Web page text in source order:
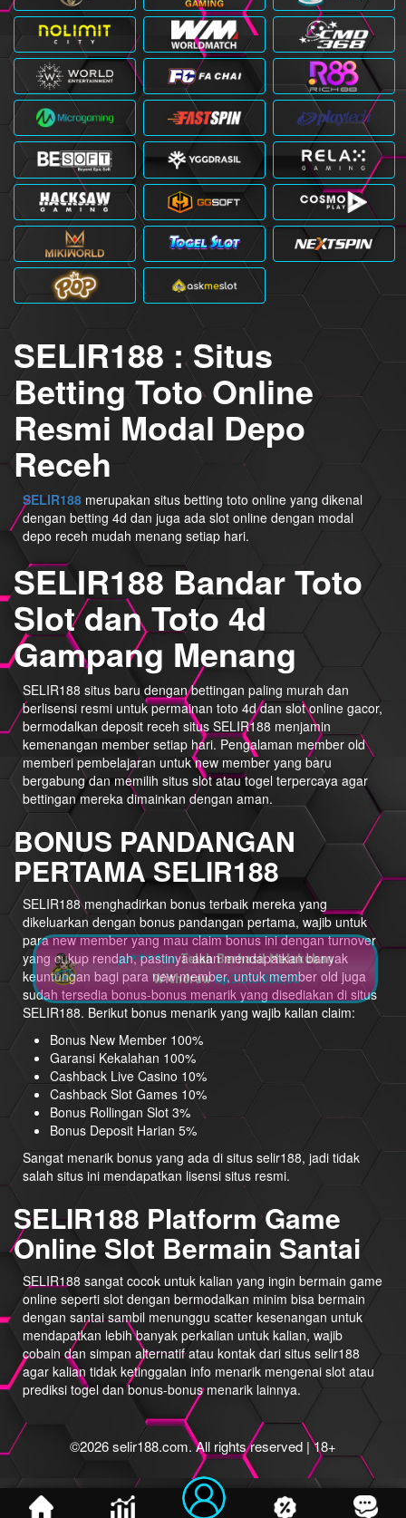
ju****nnTelah Berhasil Melakukan
Withdraw
Rp 3.813.000,00
SELIR188 : Situs
Betting Toto Online
Resmi Modal Depo
Receh
SELIR188 merupakan situs betting toto online yang dikenal
dengan betting 4d dan juga ada slot online dengan modal
depo receh mudah menang setiap hari.
SELIR188 Bandar Toto
Slot dan Toto 4d
Gampang Menang
SELIR188 situs baru dengan bettingan paling murah dan
berlisensi resmi untuk permainan toto 4d dan slot online gacor,
bermodalkan deposit receh situs SELIR188 menjamin
kemenangan member setiap hari. Pengalaman member old
memberi pembelajaran untuk new member yang baru
bergabung dan memilih situs slot atau togel terpercaya agar
bettingan mereka dimainkan dengan aman.
BONUS PANDANGAN
PERTAMA SELIR188
SELIR188 menghadirkan bonus terbaik mereka yang
dikeluarkan dengan bonus pandangan pertama, wajib untuk
para new member yang mau claim bonus ini dengan turnover
yang cukup rendah, pastinya akan mendapatkan banyak
keuntungan bagi para new member, untuk member old juga
sudah tersedia bonus-bonus menarik yang disediakan di situs
SELIR188. Berikut bonus menarik yang wajib kalian claim:
Bonus New Member 100%
Garansi Kekalahan 100%
Cashback Live Casino 10%
Cashback Slot Games 10%
Bonus Rollingan Slot 3%
Bonus Deposit Harian 5%
Sangat menarik bonus yang ada di situs selir188, jadi tidak
salah situs ini mendapatkan lisensi situs resmi.
SELIR188 Platform Game
Online Slot Bermain Santai
SELIR188 sangat cocok untuk kalian yang ingin bermain game
online seperti slot dengan bermodalkan minim bisa bermain
dengan santai sambil menunggu scatter kesenangan untuk
mendapatkan lebih banyak perkalian untuk kalian, wajib
cobain dan simpan alternatif atau kontak dari situs selir188
agar kalian tidak ketinggalan info menarik mengenai slot atau
prediksi togel dan bonus-bonus menarik lainnya.
©2026 selir188.com. All rights reserved | 18+